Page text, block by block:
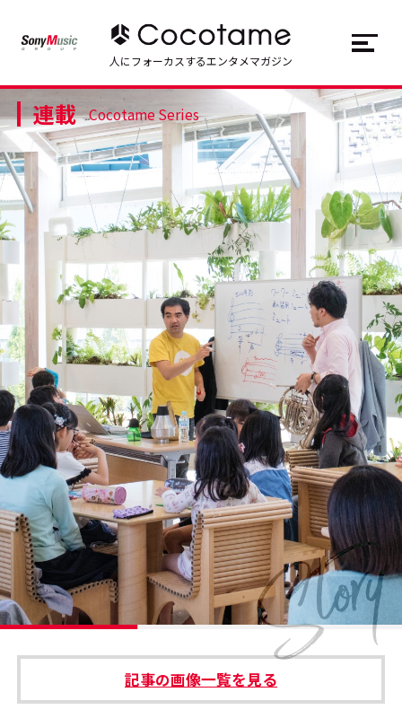
トップ Top
記事一覧 Articles
連載一覧 Series
Cocotameとは About
#エンタメ業界のちょっといい話
#サステナブルな取り組み #スタッフが語る
#リクルート
運営会社 プライバシーポリシー
本サイトご利用にあたって Cookie Settings
JP EN
人にフォーカスするエンタメマガジン
連載 Cocotame Series
記事の画像一覧を見る